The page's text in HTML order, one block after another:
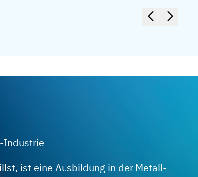
Industrie
ist eine Ausbildung in der Metall-